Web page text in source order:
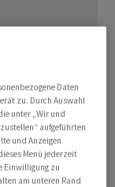
des
war.
Russland in
verwandelt
Daten
zu. Durch Auswahl
unter „Wir und
aufgeführten
und Anzeigen
Menü jederzeit
Einwilligung zu
am unteren Rand